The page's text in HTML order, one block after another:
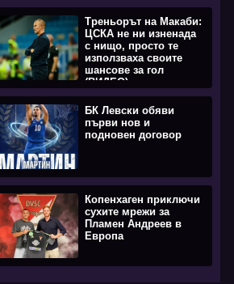
Треньорът на Макаби:
ЦСКА не ни изненада
с нищо, просто те
използваха своите
шансове за гол
(ВИДЕО)
БК Левски обяви
първи нов и
подновен договор
Копенхаген приключи
сухите мрежи за
Пламен Андреев в
Европа